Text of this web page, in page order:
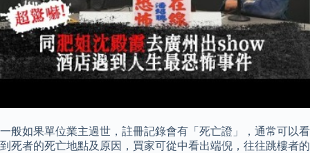
一般如果單位業主過世，註冊記錄會有「死亡證」，通常可以看
到死者的死亡地點及原因，買家可從中看出端倪，往往跳樓者的